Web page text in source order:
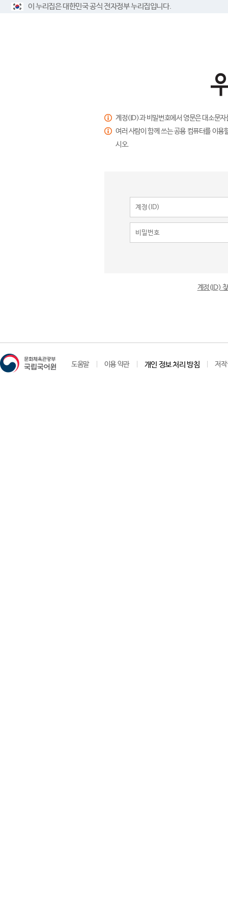
이 누리집은 대한민국 공식 전자정부 누리집입니다.
계정(ID)과 비밀번호에서 영문은 대소문
여러 사람이 함께 쓰는 공용 컴퓨터를 이
시오.
계정(ID)
도움말 이용 약관 개인 정보 처리 방침 저